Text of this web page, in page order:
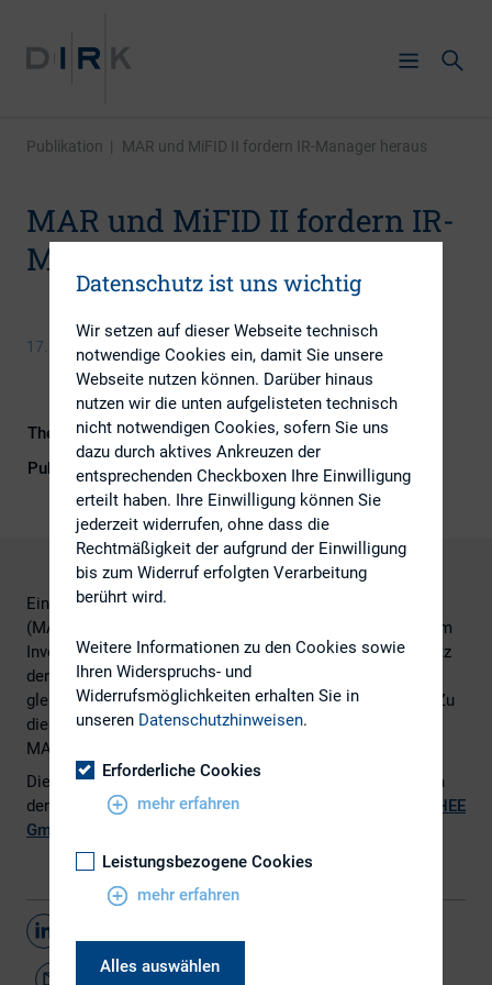
Publikation | MAR und MiFID II fordern IR-Manager heraus
MAR und MiFID II fordern IR-
Manager heraus
17. November 2017
Themengebiete
IR-Kompetenz, Kapitalmarktrecht
Publikationsform
Externe Publikationen
Ein Jahr seit Inkrafttreten der Market Abuse Regulation
(MAR) hat sich die organisatorische Verantwortlichkeit im
Investor Relations-Bereich kaum verändert – und das trotz
der gestiegenen juristischen Komplexität und bei
gleichzeitig teilweise zusätzlicher Aufgabenübernahme. Zu
diesem Ergebnis kommt eine aktuelle Umfrage der
MATHEE GmbH im DAX, MDAX, SDAX und TecDAX.
Die vollständige Pressemitteilung sowie die Präsentation
der Ergebnisse finden Siehier
MATHEE
GmbH
Datenschutz ist uns wichtig
Wir setzen auf dieser Webseite technisch
notwendige Cookies ein, damit Sie unsere
Webseite nutzen können. Darüber hinaus
nutzen wir die unten aufgelisteten technisch
nicht notwendigen Cookies, sofern Sie uns
dazu durch aktives Ankreuzen der
entsprechenden Checkboxen Ihre Einwilligung
erteilt haben. Ihre Einwilligung können Sie
jederzeit widerrufen, ohne dass die
Rechtmäßigkeit der aufgrund der Einwilligung
bis zum Widerruf erfolgten Verarbeitung
berührt wird.
Weitere Informationen zu den Cookies sowie
Ihren Widerspruchs- und
Widerrufsmöglichkeiten erhalten Sie in
unseren Datenschutzhinweisen.
Erforderliche Cookies
mehr erfahren
Leistungsbezogene Cookies
mehr erfahren
Alles auswählen